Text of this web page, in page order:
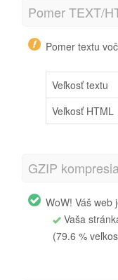
Pomer TEXT/
Pomer textu
Veľkosť textu
Veľkosť HTML
GZIP kompresia
WoW! Váš web
Vaša
(79.6 %